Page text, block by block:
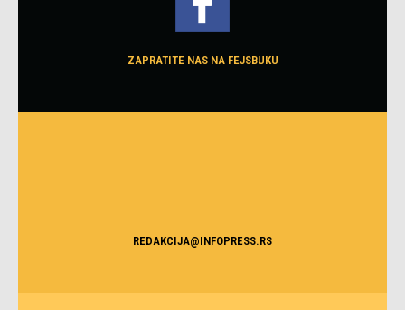
ZAPRATITE NAS NA FEJSBUKU
REDAKCIJA@INFOPRESS.RS